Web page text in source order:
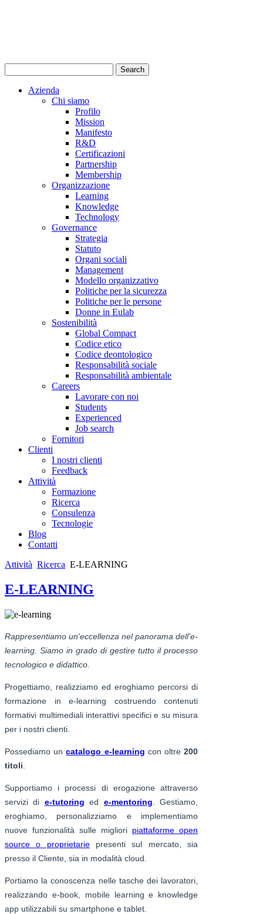
Azienda
Chi siamo
Profilo
Mission
Manifesto
R&D
Certificazioni
Partnership
Membership
Organizzazione
Learning
Knowledge
Technology
Governance
Strategia
Statuto
Organi sociali
Management
Modello organizzativo
Politiche per la sicurezza
Politiche per le persone
Donne in Eulab
Sostenibilità
Global Compact
Codice etico
Codice deontologico
Responsabilità sociale
Responsabilità ambientale
Careers
Lavorare con noi
Students
Experienced
Job search
Fornitori
Clienti
I nostri clienti
Feedback
Attività
Formazione
Ricerca
Consulenza
Tecnologie
Blog
Contatti
Attività Ricerca E-LEARNING
E-LEARNING
Rappresentiamo un'eccellenza nel panorama dell'e-
learning. Siamo in grado di gestire tutto il processo
tecnologico e didattico.
Progettiamo, realizziamo ed eroghiamo percorsi di
formazione in e-learning costruendo contenuti
formativi multimediali interattivi specifici e su misura
per i nostri clienti.
Possediamo uncatalogo e-learning con oltre200
titoli
Supportiamo i processi di erogazione attraverso
servizi di e-tutoring ed e-mentoring . Gestiamo,
eroghiamo, personalizziamo e implementiamo
nuove funzionalità sulle migliori piattaforme open
source o proprietariepresenti sul mercato, sia
presso il Cliente, sia in modalità cloud.
Portiamo la conoscenza nelle tasche dei lavoratori,
realizzando e-book, mobile learning e knowledge
app utilizzabili su smartphone e tablet.